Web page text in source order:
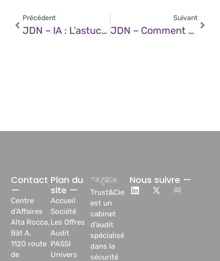
Précédent
JDN – IA : L’astuce Pour Diviser Par Deux Votre Facture Chez OpenAI Et Anthropic
Suivant
JDN – Comment Maximiser Sa Productivité Avec ChatGPT Canvas
Trust&Cie
est un
cabinet
d’audit
spécialisé
dans la
sécurité
Plan du
site —
Accueil
Société
Les Offres
Audit
PASSI
Univers
Contact
—
Centre
d’Affaires
Alta Rocca,
Bât A,
1120 route
de
Nous suivre —